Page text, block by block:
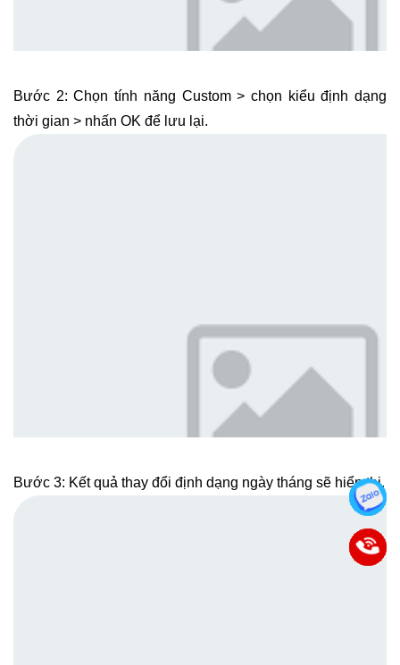
Bước 2: Chọn tính năng Custom > chọn kiểu định dạng
thời gian > nhấn OK để lưu lại.
Bước 3: Kết quả thay đổi định dạng ngày tháng sẽ hiển thị.